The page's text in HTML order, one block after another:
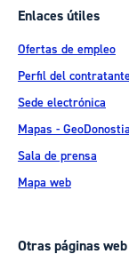
Enlaces útiles
Ofertas de empleo
Perfil del
Sede electrónica
Mapas - GeoDonostia
Sala de prensa
Mapa web
Otras páginas